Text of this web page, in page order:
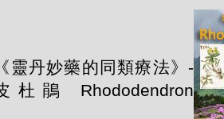
靈丹妙藥的同類療法》-
杜鵑 Rhododendron